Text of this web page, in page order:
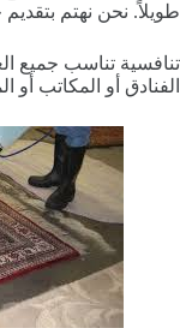
طويلاً. نحن نهتم
تنافسية تناسب جميع
الفنادق أو المكاتب أو